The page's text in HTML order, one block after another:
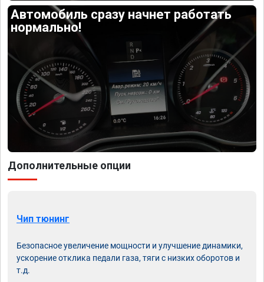
Автомобиль сразу начнет работать
нормально!
Дополнительные опции
Чип тюнинг
Безопасное увеличение мощности и улучшение динамики,
ускорение отклика педали газа, тяги с низких оборотов и
т.д.